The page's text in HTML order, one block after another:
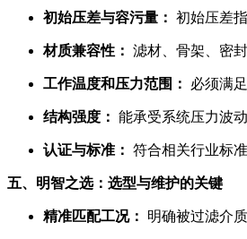
初始压差与容污量： 初始压差
材质兼容性： 滤材、骨架、密
工作温度和压力范围： 必须满
结构强度： 能承受系统压力波
认证与标准： 符合相关行业标
五、明智之选：选型与维护的关键
精准匹配工况： 明确被过滤介